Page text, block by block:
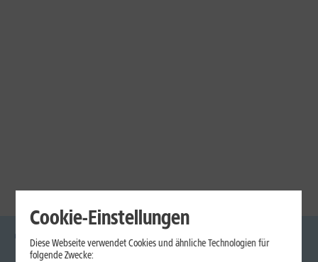
Glasfaser Internet Handys
Mobilfunk-
Laptops
Cookie-Einstellungen
Diese Webseite verwendet Cookies und ähnliche Technologien für
folgende Zwecke: